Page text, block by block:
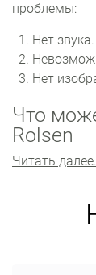
проблемы:
Нет звука.
Нет
Что
Rolsen
Самые
также
Главный
Читать